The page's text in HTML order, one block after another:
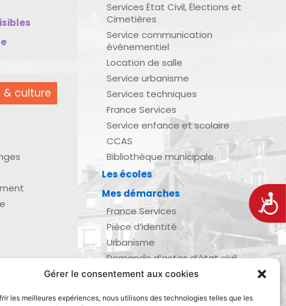
Gérer le consentement aux cookies
les meilleures expériences, nous utilisons des technologies telles que les
& culture
Services État Civil, Élections et
Cimetières
Service communication
événementiel
Location de salle
Service urbanisme
Services techniques
France Services
Service enfance et scolaire
CCAS
Bibliothèque municipale
Les écoles
Mes démarches
France Services
Pièce d’identité
Urbanisme
Demande d’actes d’état civil
Se marier, se pacser